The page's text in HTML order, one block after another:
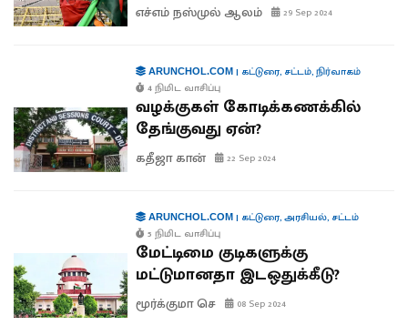
எச்எம் நஸ்முல் ஆலம் 29 Sep 2024
ARUNCHOL.COM| கட்டுரை, சட்டம்,நிர்வாகம்
4 நிமிட வாசிப்பு
வழக்குகள் கோடிக்கணக்கில்
தேங்குவது ஏன்?
கதீஜா கான் 22 Sep 2024
ARUNCHOL.COM| கட்டுரை,அரசியல், சட்டம்
5 நிமிட வாசிப்பு
மேட்டிமை குடிகளுக்கு
மட்டுமானதா இடஒதுக்கீடு?
மூர்க்குமா செ 08 Sep 2024